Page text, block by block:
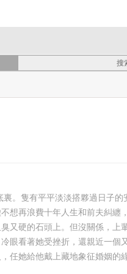
。隻有平平淡淡搭夥過日子
想再浪費十年人生和前夫糾纏
又硬的石頭上。但沒關係，上
眼看著她受挫折，還親近一個
任她給他戴上藏地象征婚姻的